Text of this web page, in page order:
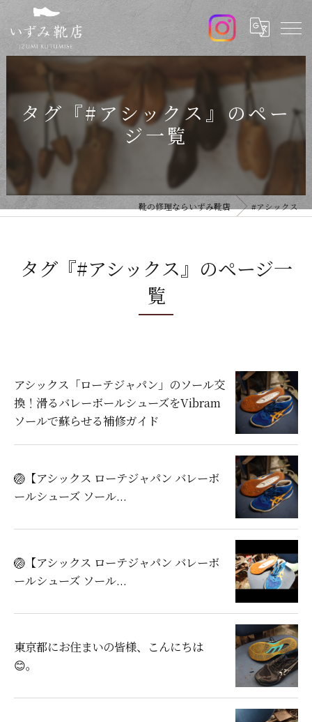
タグ『#アシックス』のペー
ジ一覧
靴の修理ならいずみ靴店 #アシックス
タグ『#アシックス』のページ一
覧
アシックス「ローテジャパン」のソール交
換！滑るバレーボールシューズをVibram
ソールで蘇らせる補修ガイド
🏐【アシックス ローテジャパン バレーボ
ールシューズ ソール...
🏐【アシックス ローテジャパン バレーボ
ールシューズ ソール...
東京都にお住まいの皆様、こんにちは
😊。